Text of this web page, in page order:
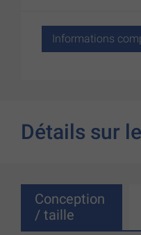
Informations
Détails sur
Conception
/ taille